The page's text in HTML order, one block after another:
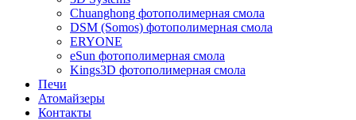
Chuanghong фотополимерная смола
DSM (Somos) фотополимерная смола
ERYONE
eSun фотополимерная смола
Kings3D фотополимерная смола
Печи
Атомайзеры
Контакты